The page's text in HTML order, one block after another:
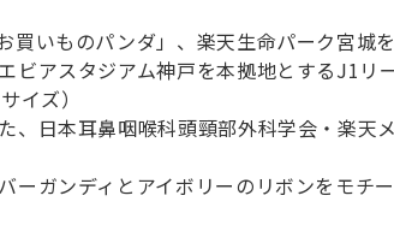
買いものパンダ」、楽天生命パーク宮城
ビアスタジアム神戸を本拠地とするJ1リ
イズ）
、 日本耳鼻咽喉科頭頸部外科学会・楽天
ーガンディとアイボリーのリボンをモチ